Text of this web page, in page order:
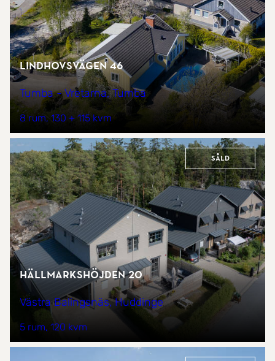
Lindhovsvägen 46
Tumba - Vretarna, Tumba
8 rum 130 + 115 kvm
Såld
Hällmarkshöjden 20
Västra Balingsnäs, Huddinge
5 rum 120 kvm